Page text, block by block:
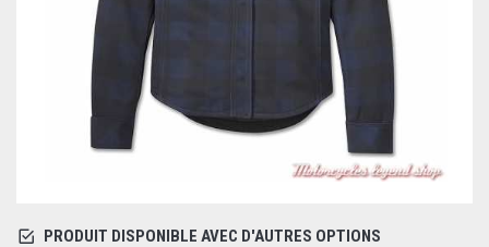
PRODUIT DISPONIBLE AVEC D'AUTRES OPTIONS